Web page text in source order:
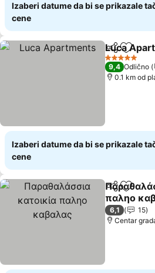
Izaberi datume da bi se prikazale
cene
Deli
Luca
5 Zvezdice
9,4 Odlično
0.1 km od
Izaberi datume da bi se prikazale
cene
Deli
παληο
Pogledaj
6,1
15
Centar